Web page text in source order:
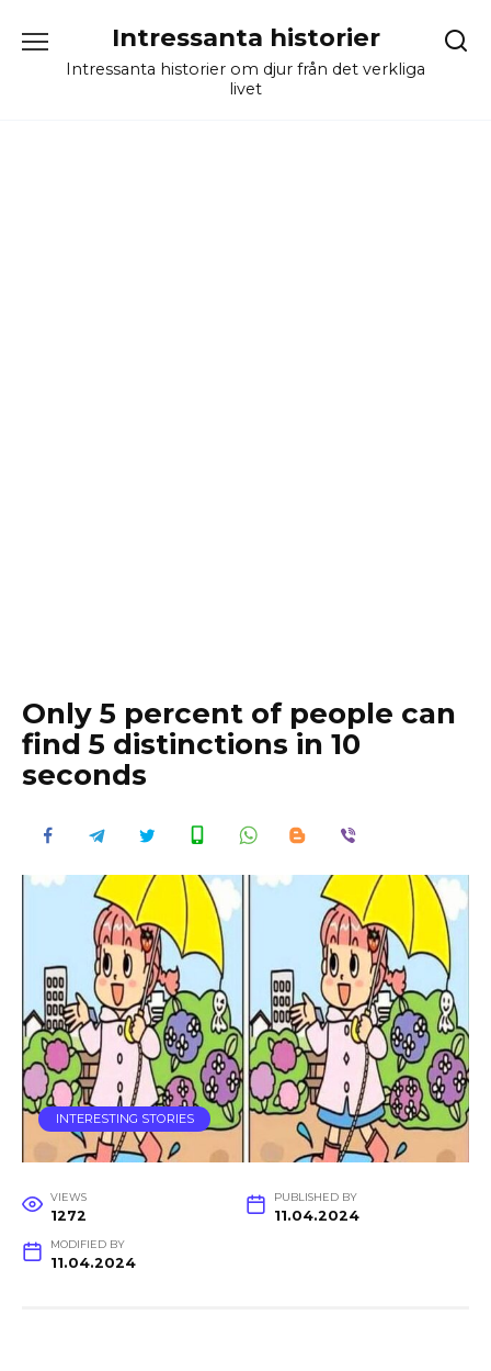
content
Intressanta historier
Intressanta historier om djur från det verkliga
livet
Only 5 percent of people can
find 5 distinctions in 10
seconds
INTERESTING STORIES
VIEWS
1272
PUBLISHED BY
11.04.2024
MODIFIED BY
11.04.2024